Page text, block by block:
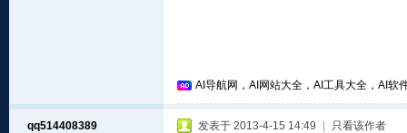
AI导航网，AI网站大全，AI工具大全，AI软
qq514408389 发表于 2013-4-15 14:49 只看该作者